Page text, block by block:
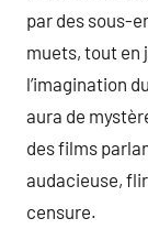
par des sous-
muets, tout en
l’imagination
aura de
des films
audacieuse,
censure.